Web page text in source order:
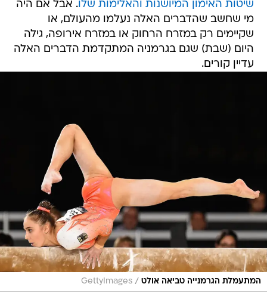
שיטות האימון המיושנות והאלימות שלו. אבל אם היה
מי שחשב שהדברים האלה נעלמו מהעולם, או
שקיימים רק במזרח הרחוק או במזרח אירופה, גילה
היום (שבת) שגם בגרמניה המתקדמת הדברים האלה
עדיין קורים.
המתעמלת הגרמנייה טביאה אולט /
GettyImages